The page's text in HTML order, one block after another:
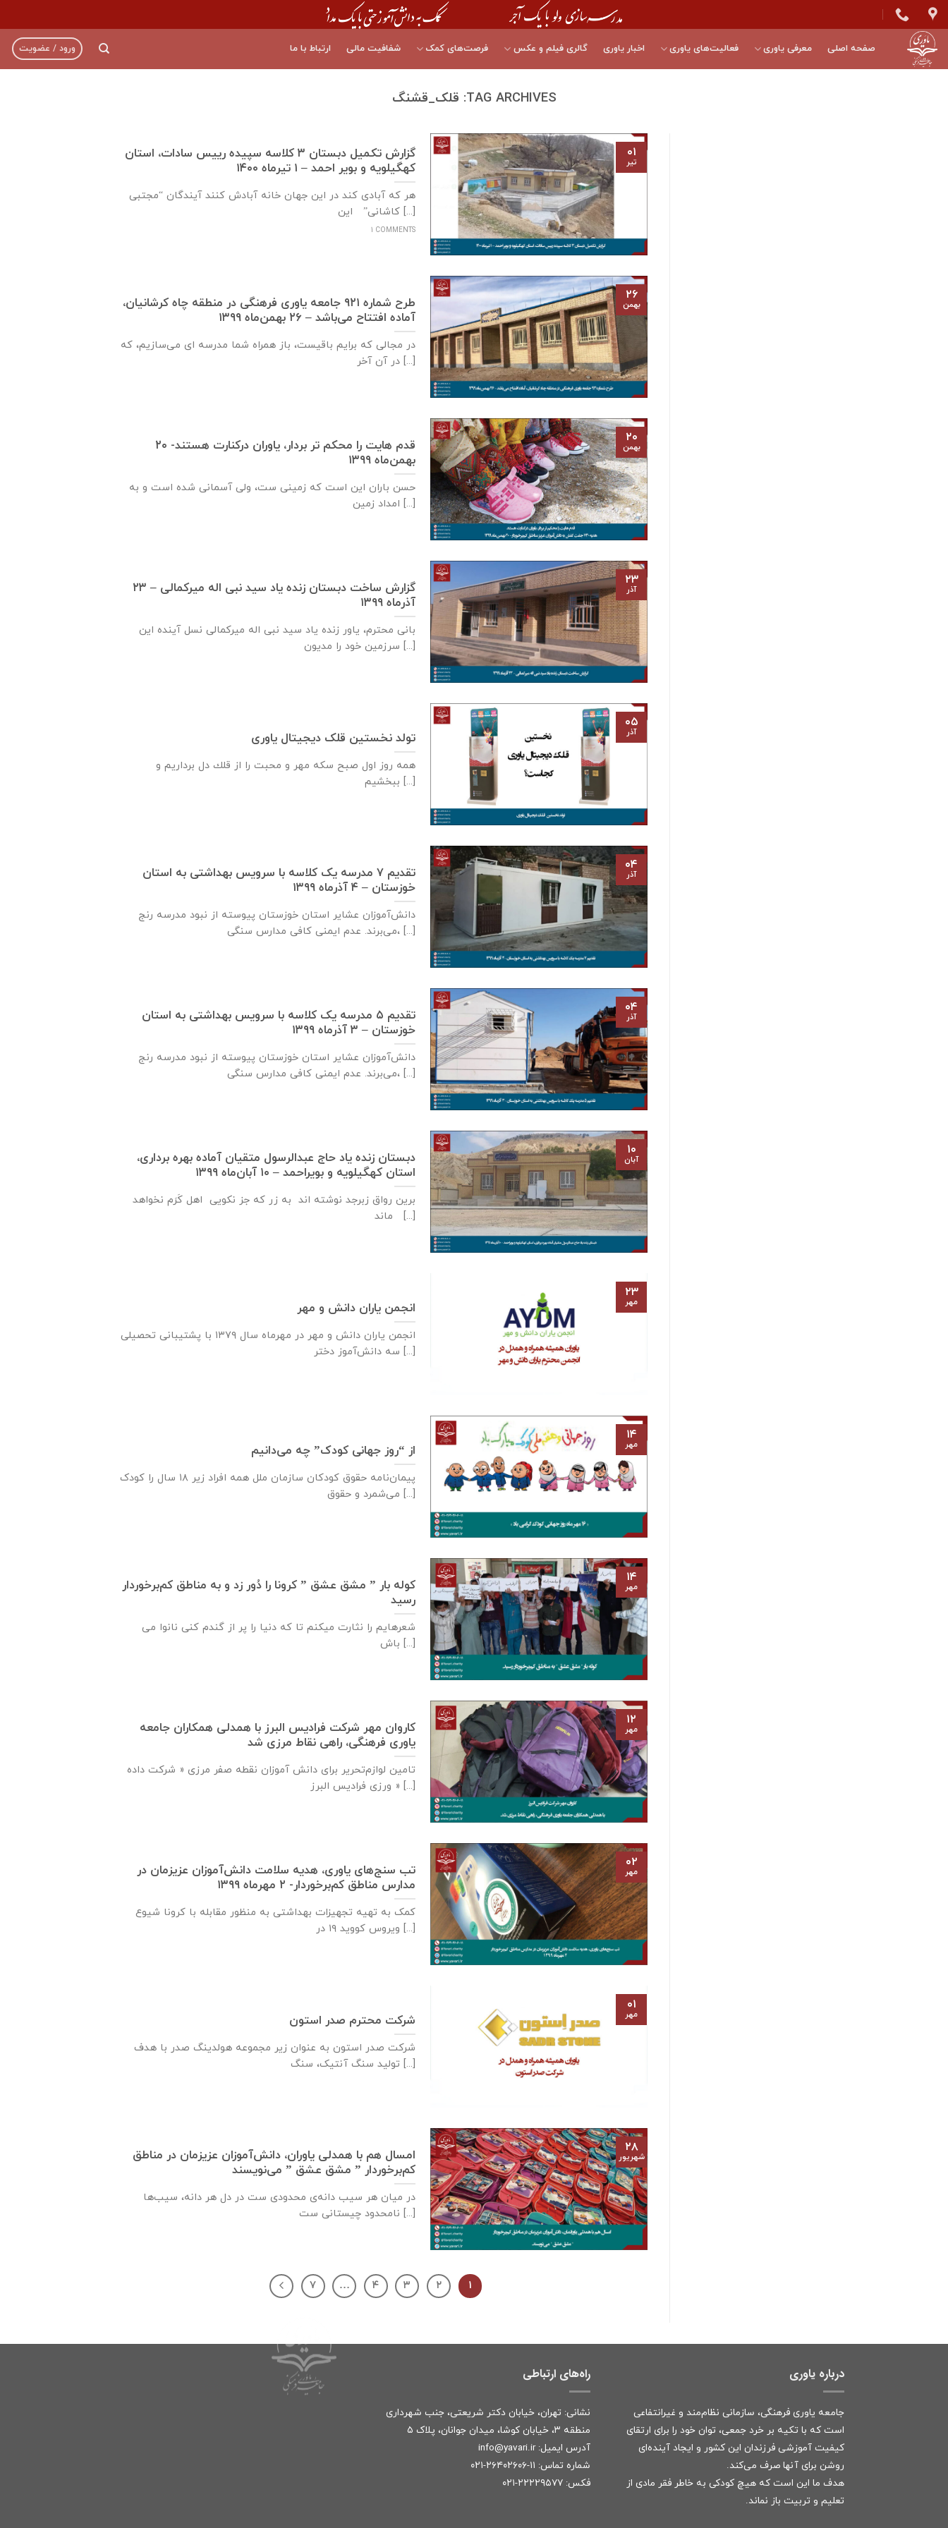
Skip
to
content
صفحه اصلی معرفی یاوری فعالیت‌های یاوری اخبار یاوری گالری فیلم و عکس فرصت‌های کمک شفافیت مالی ارتباط با ما ورود / عضویت
TAG ARCHIVES: قلک_قشنگ
گزارش تکمیل دبستان ۳ کلاسه سپيده رييس سادات، استان
كهگيلويه و بوير احمد – ۱ تیرماه ۱۴۰۰
هر که آبادی کند در این جهان خانه آبادش کنند آیندگان “مجتبی
کاشانی” این [...]
1 COMMENTS
۰۱
تیر
طرح شماره ۹۲۱ جامعه ياوری فرهنگی در منطقه چاه کرشانیان،
آماده افتتاح می‌باشد – ۲۶ بهمن‌ماه ۱۳۹۹
در مجالی که برایم باقیست، باز همراه شما مدرسه ای می‌سازیم، که
در آن آخر [...]
۲۶
بهمن
قدم هایت را محکم تر بردار، یاوران درکنارت هستند- ۲۰
بهمن‌ماه ۱۳۹۹
حسن باران این است که زمینی ست، ولی آسمانی شده است و به
امداد زمین [...]
۲۰
بهمن
گزارش ساخت دبستان زنده ياد سيد نبی اله ميركمالی – ۲۳
آذر‌ماه ۱۳۹۹
بانی محترم، یاور زنده ياد سيد نبی اله ميركمالی نسل آینده این
سرزمین خود را مدیون [...]
۲۳
آذر
تولد نخستین قلک دیجیتال یاوری
همه روز اول صبح سكه مهر و محبت را از قلك دل برداريم و
ببخشيم [...]
۰۵
آذر
تقدیم ۷ مدرسه یک کلاسه با سرويس بهداشتی به استان
خوزستان – ۴ آذر‌ماه ۱۳۹۹
دانش‌آموزان عشایر استان خوزستان پيوسته از نبود مدرسه رنج
می‌برند. عدم ایمنی کافی مدارس سنگی، [...]
۰۴
آذر
تقدیم ۵ مدرسه یک کلاسه با سرويس بهداشتی به استان
خوزستان – ۳ آذر‌ماه ۱۳۹۹
دانش‌آموزان عشایر استان خوزستان پيوسته از نبود مدرسه رنج
می‌برند. عدم ایمنی کافی مدارس سنگی، [...]
۰۴
آذر
دبستان زنده ياد حاج عبدالرسول متقيان آماده بهره برداری،
استان كهگيلويه و بويراحمد – ۱۰ آبان‌ماه ۱۳۹۹
برین رواق زبرجد نوشته اند به زر که جز نکویی اهل کَرَم نخواهد
ماند [...]
۱۰
آبان
انجمن یاران دانش و مهر
انجمن یاران دانش و مهر در مهرماه سال ۱۳۷۹ با پشتیبانی تحصیلی
سه دانش‌آموز دختر [...]
۲۳
مهر
از “روز جهانی کودک” چه می‌دانیم
پیمان‌نامه‌ حقوق کودکان سازمان ملل همه‌ افراد زیر ۱۸ سال را کودک
می‌شمرد و حقوق [...]
۱۴
مهر
کوله بار ” مشق عشق ” کرونا را دُور زد و به مناطق کم‌برخوردار
رسید
شعرهایم را نثارت میکنم تا که دنیا را پر از گندم کنی نانوا می
باش [...]
۱۴
مهر
كاروان مهر شرکت فرادیس البرز با همدلی همکاران جامعه
یاوری فرهنگی، راهی نقاط مرزی شد
تامين لوازم‌تحرير برای دانش آموزان نقطه صفر مرزی « شرکت داده
ورزی فراديس البرز » [...]
۱۲
مهر
تب سنج‌های یاوری، هدیه سلامت دانش‌آموزان عزیزمان در
مدارس مناطق کم‌برخوردار- ۲ مهرماه ۱۳۹۹
کمک به تهیه تجهیزات بهداشتی به منظور مقابله با کرونا شیوع
ویروس کووید ۱۹ در [...]
۰۲
مهر
شرکت محترم صدر استون
شرکت صدر استون به عنوان زیر مجموعه هولدینگ صدر با هدف
تولید سنگ آنتیک، سنگ [...]
۰۱
مهر
امسال هم با همدلی یاوران، دانش‌آموزان عزیزمان در مناطق
کم‌برخوردار ” مشق عشق ” می‌نویسند
در میان هر سیب دانه‌ی محدودی ست در دل هر دانه، سیب‌ها
نامحدود چیستانی ست [...]
۲۸
شهریور
۱ ۲ ۳ ۴ … ۷
درباره یاوری
جامعه یاوری فرهنگی، سازمانی نظام‌مند و غیرانتفاعی
است که با تکیه بر خرد جمعی، توان خود را برای ارتقای
کیفیت آموزشی فرزندان این کشور و ایجاد آینده‌ای
روشن برای آنها صرف می‌کند.
هدف ما این است که هیچ کودکی به خاطر فقر مادی از
تعلیم و تربیت باز نماند.
راه‌های ارتباطی
نشانی: تهران، خیابان دکتر شریعتی، جنب شهرداری
منطقه ۳، خیابان کوشا، میدان جوانان، پلاک ۵
آدرس ایمیل: info@yavari.ir
شماره تماس: ۱۱-۲۶۴۰۲۶۰۶-۰۲۱
فکس: ۲۲۲۲۹۵۷۷-۰۲۱